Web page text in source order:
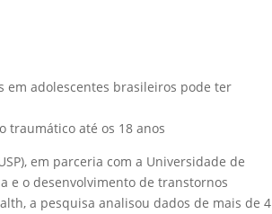
em adolescentes brasileiros pode ter
traumático até os 18 anos
em parceria com a Universidade de
e o desenvolvimento de transtornos
a pesquisa analisou dados de mais de 4